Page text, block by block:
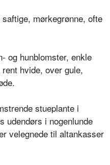
mørkegrønne, ofte
og hunblomster, enkle
hvide, over gule,
stueplante i
udendørs i nogenlunde
velegnede til altankasser